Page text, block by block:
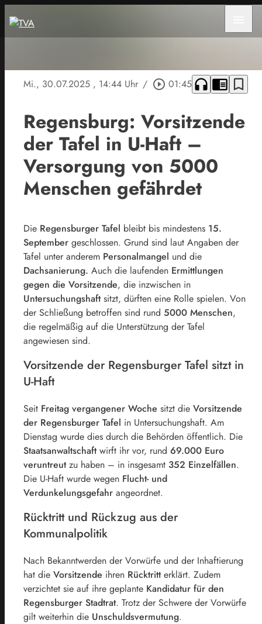
Mi., 30.07.2025 , 14:44 Uhr / play_circle_outline 01:45 headphones chrome_reader_mode bookmark_border
Regensburg: Vorsitzende
der Tafel in U-Haft –
Versorgung von 5000
Menschen gefährdet
Die Regensburger Tafel bleibt bis mindestens 15.
September geschlossen. Grund sind laut Angaben der
Tafel unter anderem Personalmangel und die
Dachsanierung. Auch die laufenden Ermittlungen
gegen die Vorsitzende, die inzwischen in
Untersuchungshaftsitzt, dürften eine Rolle spielen. Von
der Schließung betroffen sind rund 5000 Menschen,
die regelmäßig auf die Unterstützung der Tafel
angewiesen sind.
Vorsitzende der Regensburger Tafel sitzt in
U-Haft
Seit Freitag vergangener Woche sitzt die Vorsitzende
der Regensburger Tafel in Untersuchungshaft. Am
Dienstag wurde dies durch die Behörden öffentlich. Die
Staatsanwaltschaftwirft ihr vor, rund 69.000 Euro
veruntreutzu haben – in insgesamt 352 Einzelfällen.
Die U-Haft wurde wegen Flucht- und
Verdunkelungsgefahr angeordnet.
Rücktritt und Rückzug aus der
Kommunalpolitik
Nach Bekanntwerden der Vorwürfe und der Inhaftierung
hat die Vorsitzende ihren Rücktritterklärt. Zudem
verzichtet sie auf ihre geplante Kandidatur für den
Regensburger Stadtrat. Trotz der Schwere der Vorwürfe
gilt weiterhin die Unschuldsvermutung.